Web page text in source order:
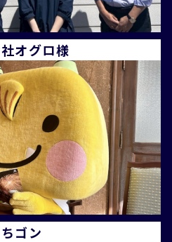
オグロ様
ゴン